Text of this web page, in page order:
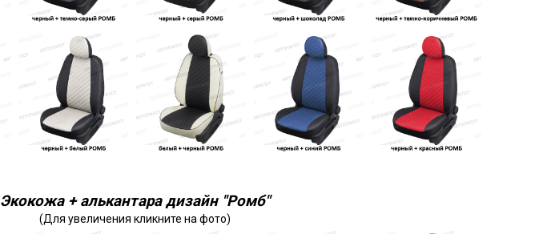
Экокожа + алькантара дизайн "Ромб"
(Для увеличения кликните на фото)